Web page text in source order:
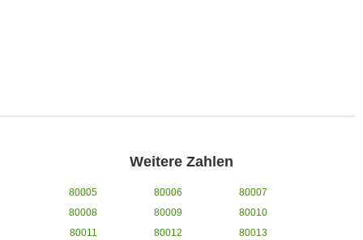
Weitere Zahlen
80005 80006
80007
80008
80009
80010
80011
80012
80013